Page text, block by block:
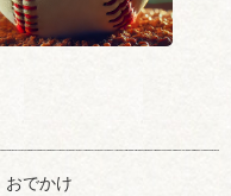
おでかけ